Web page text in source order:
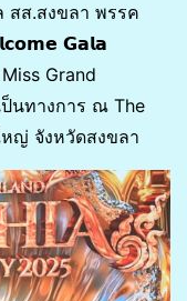
สส.สงขลา พรรค
𝗚𝗮𝗹𝗮
Grand
ป็นทางการ ณ The
ญ่ จังหวัดสงขลา